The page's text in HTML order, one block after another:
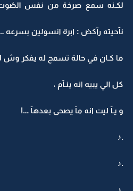
لكـنه سمع صرخة من نفس الصُوت
نآحيته رآكض : ابرة انسولين بسرعه
مآ كـآن في حآلة تسمح له يفكر وش
كل الي يبيه انه ينـآم ،
و يـآ ليت انه مآ يصحى بعدهآ ...!
.♪
.♪